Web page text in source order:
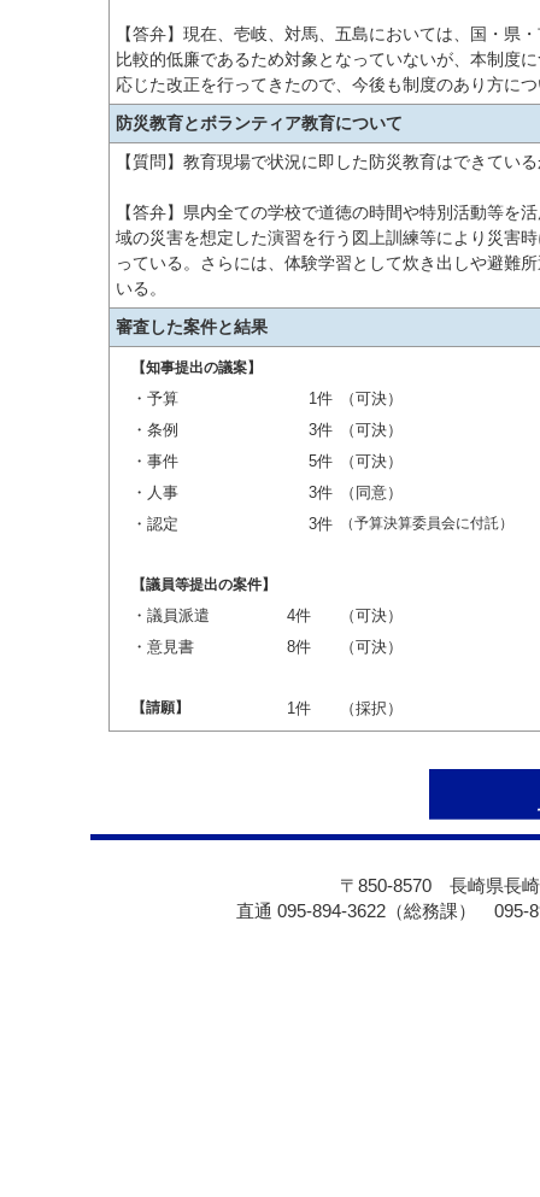
【答弁】現在、壱岐、対馬、五島においては、国・県
比較的低廉であるため対象となっていないが、本制度
応じた改正を行ってきたので、今後も制度のあり方に
防災教育とボランティア教育について
【質問】教育現場で状況に即した防災教育はできてい
【答弁】県内全ての学校で道徳の時間や特別活動等を
域の災害を想定した演習を行う図上訓練等により災害
っている。さらには、体験学習として炊き出しや避難
いる。
審査した案件と結果
【知事提出の議案】
・予算 1件
（可決）
・条例
3件
（可決）
・事件
5件
（可決）
・人事
3件
（同意）
・認定
3件 （予算決算委員会に付託）
【議員等提出の案件】
・議員派遣 4件
（可決）
・意見書
8件 （可決）
【請願】 1件 （採択）
〒850-8570 長崎県長
直通 095-894-3622（総務課） 095-